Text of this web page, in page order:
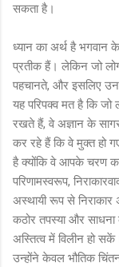
सकता है।
ध्यान का अर्थ है
प्रतीक हैं। लेकिन जो
पहचानते, और इसलिए
यह परिपक्व मत है कि जो
रखते हैं, वे अज्ञान के
कर रहे हैं कि वे मुक्त हो
है क्योंकि वे आपके चरण
परिणामस्वरूप,
अस्थायी रूप से
कठोर तपस्या और साधना
अस्तित्व में विलीन हो
उन्होंने केवल भौतिक